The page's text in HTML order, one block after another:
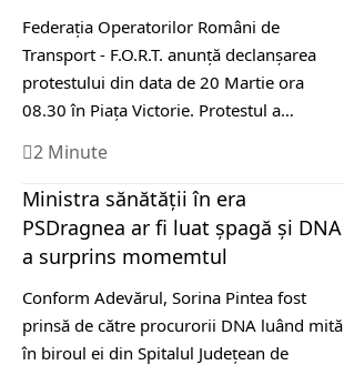
Federația Operatorilor Români de
Transport - F.O.R.T. anunță declanșarea
protestului din data de 20 Martie ora
08.30 în Piața Victorie. Protestul a…
2 Minute
Ministra sănătății în era
PSDragnea ar fi luat șpagă și DNA
a surprins momemtul
Conform Adevărul, Sorina Pintea fost
prinsă de către procurorii DNA luând mită
în biroul ei din Spitalul Judeţean de